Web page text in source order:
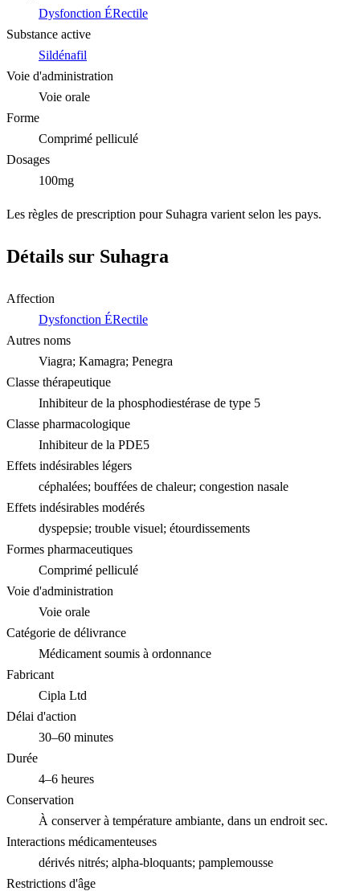
Dysfonction ÉRectile
Substance active
Sildénafil
Voie d'administration
Voie orale
Forme
Comprimé pelliculé
Dosages
100mg
Les règles de prescription pour Suhagra varient selon les pays.
Détails sur Suhagra
Affection
Dysfonction ÉRectile
Autres noms
Viagra; Kamagra; Penegra
Classe thérapeutique
Inhibiteur de la phosphodiestérase de type 5
Classe pharmacologique
Inhibiteur de la PDE5
Effets indésirables légers
céphalées; bouffées de chaleur; congestion nasale
Effets indésirables modérés
dyspepsie; trouble visuel; étourdissements
Formes pharmaceutiques
Comprimé pelliculé
Voie d'administration
Voie orale
Catégorie de délivrance
Médicament soumis à ordonnance
Fabricant
Cipla Ltd
Délai d'action
30–60 minutes
Durée
4–6 heures
Conservation
À conserver à température ambiante, dans un endroit sec.
Interactions médicamenteuses
dérivés nitrés; alpha-bloquants; pamplemousse
Restrictions d'âge